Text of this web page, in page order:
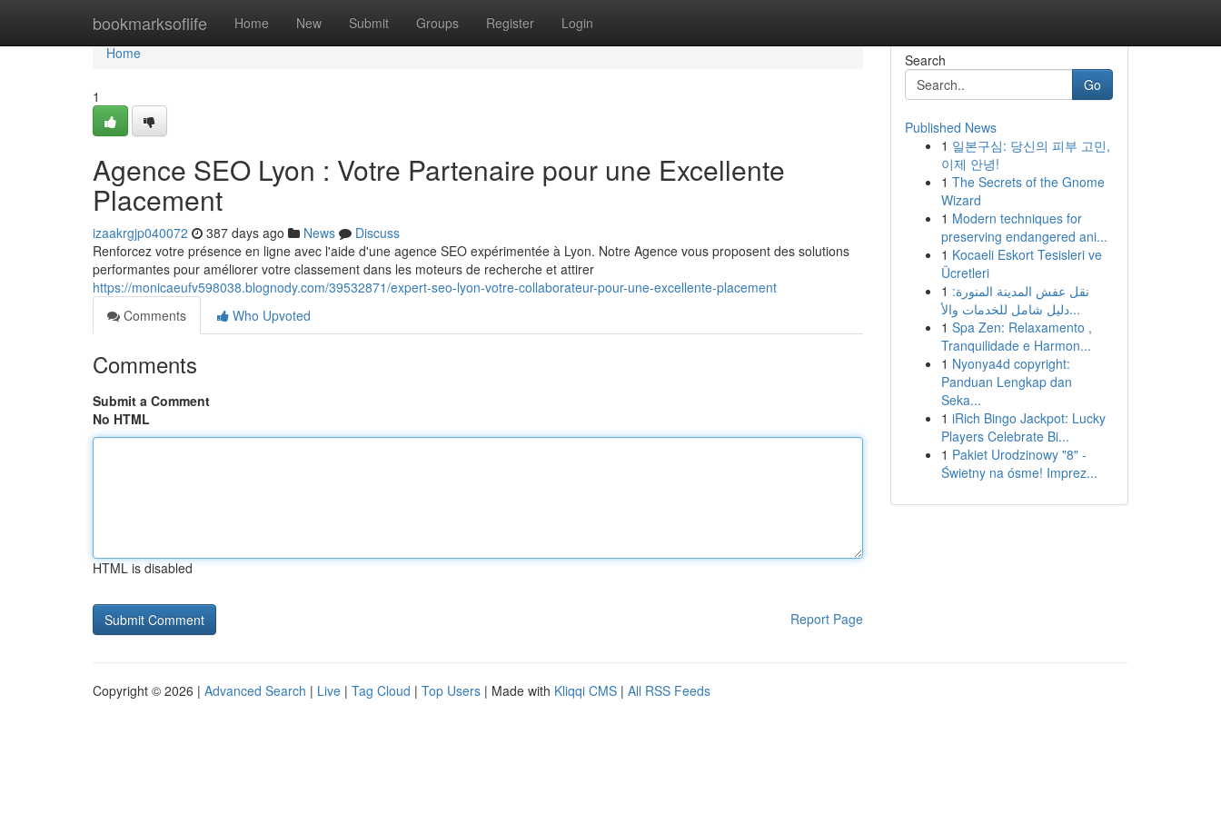
bookmarksoflife Home New Submit Groups Register Login
Home
Home
1
Agence SEO Lyon : Votre Partenaire pour une Excellente
Placement
izaakrgjp040072 387 days ago News
Discuss
Renforcez votre présence en ligne avec l'aide d'une agence SEO expérimentée à Lyon. Notre Agence vous proposent des solutions
performantes pour améliorer votre classement dans les moteurs de recherche et attirer
https://monicaeufv598038.blognody.com/39532871/expert-seo-lyon-votre-collaborateur-pour-une-excellente-placement
Comments
Who Upvoted
Comments
Submit a Comment
No HTML
HTML is disabled
Report Page
Search
Go
Published News
1 일본구심: 당신의 피부 고민,
이제 안녕!
1 The Secrets of the Gnome
Wizard
1 Modern techniques for
preserving endangered ani...
1 Kocaeli Eskort Tesisleri ve
Ücretleri
1 نقل عفش المدينة المنورة:
دليل شامل للخدمات والأ...
1 Spa Zen: Relaxamento ,
Tranquilidade e Harmon...
1 Nyonya4d copyright:
Panduan Lengkap dan
Seka...
1 iRich Bingo Jackpot: Lucky
Players Celebrate Bi...
1 Pakiet Urodzinowy "8" -
Świetny na ósme! Imprez...
Copyright © 2026 | Advanced Search | Live | Tag Cloud | Top Users | Made with Kliqqi CMS | All RSS Feeds